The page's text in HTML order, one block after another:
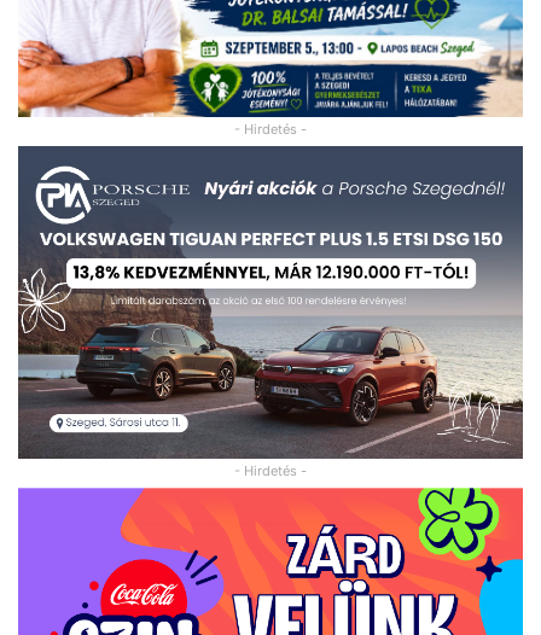
- Hirdetés -
- Hirdetés -